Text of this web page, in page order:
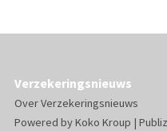
Verzekeringsnieuws
Over Verzekeringsnieuws
Powered byKoko Kroup | Publiz